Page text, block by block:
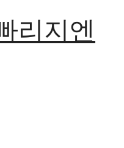
리지엔